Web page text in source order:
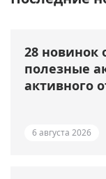
28 новинок
полезные
активного
6 августа 2026